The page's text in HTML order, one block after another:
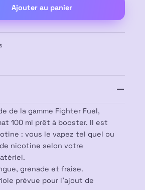
Ajouter au panier
de la gamme Fighter Fuel,
100 ml prêt à booster. Il est
: vous le vapez tel quel ou
nicotine selon votre
grenade et fraise.
prévue pour l’ajout de